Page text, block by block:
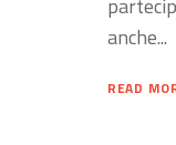
anche...
READ